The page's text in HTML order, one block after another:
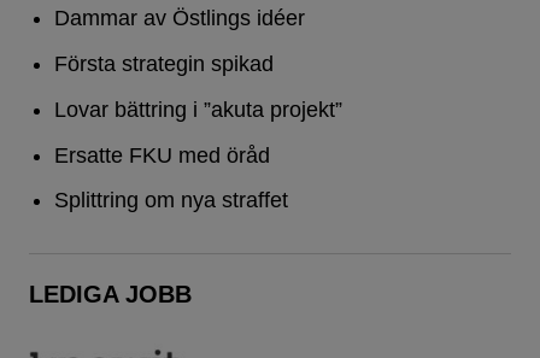
Dammar av Östlings idéer
Första strategin spikad
Lovar bättring i ”akuta projekt”
Ersatte FKU med öråd
Splittring om nya straffet
LEDIGA JOBB